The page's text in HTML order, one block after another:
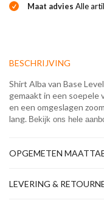
Maat advies Alle
BESCHRIJVING
Shirt Alba van Base
gemaakt in een
en een omgeslagen
lang. Bekijk ons hele
OPGEMETEN
LEVERING &